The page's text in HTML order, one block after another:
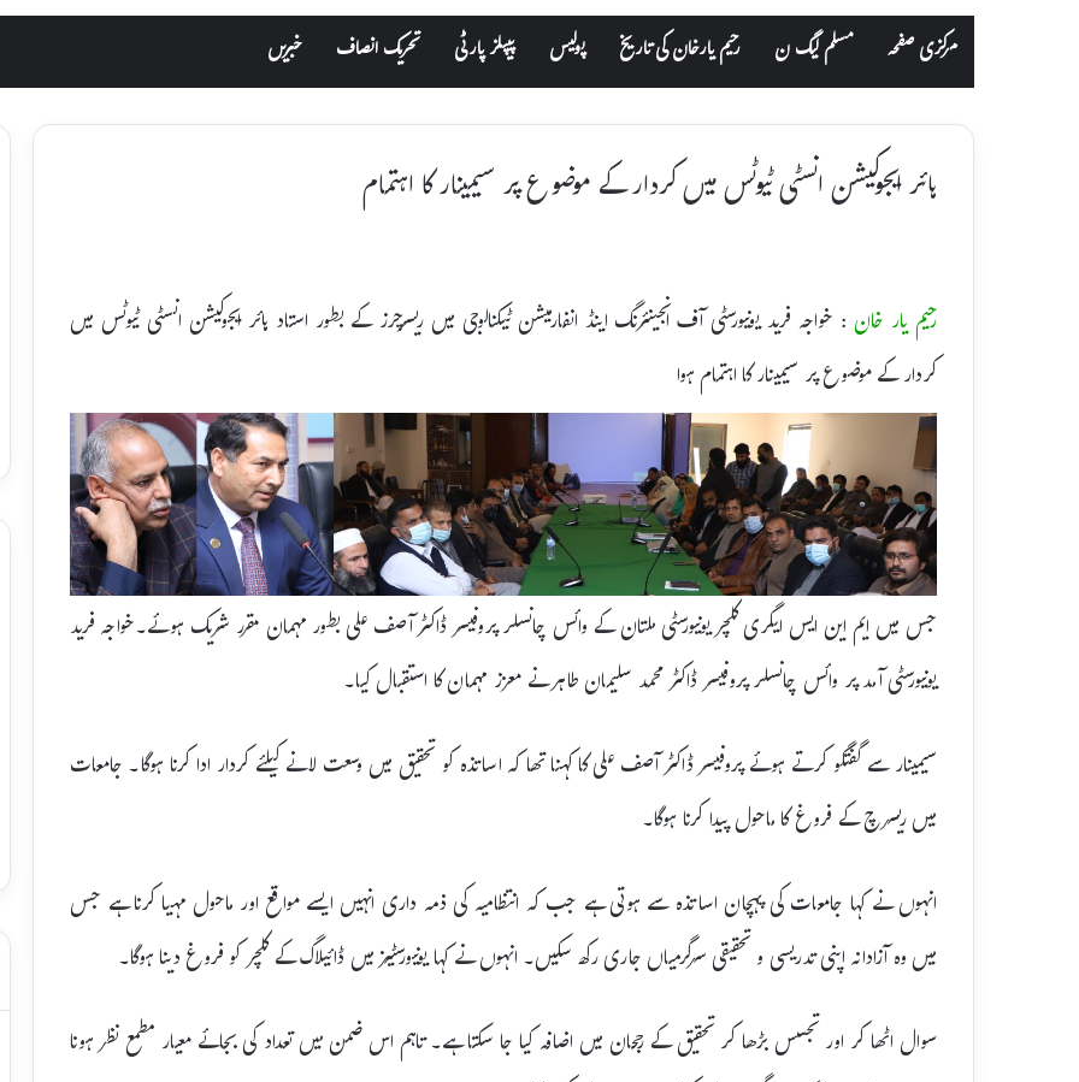
مرکزی صفحہ مسلم لیگ ن رحیم یارخان کی تاریخ پولیس پیپلز پارٹی تحریک انصاف خبریں
ہائر ایجوکیشن انسٹی ٹیوٹس میں کردار کے موضوع پر سیمینار کا اہتمام
رحیم یار خان: خواجہ فرید یونیورسٹی آف انجینئرنگ اینڈ انفارمیشن ٹیکنالوجی میں ریسرچرز کے بطور استاد ہائر ایجوکیشن انسٹی ٹیوٹس میں
کردار کے موضوع پر سیمینار کا اہتمام ہوا
جس میں ایم این ایس ایگری کلچر یونیورسٹی ملتان کے وائس چانسلر پروفیسر ڈاکٹر آصف علی بطور مہمان مقرر شریک ہوئے۔خواجہ فرید
یونیورسٹی آمد پر وائس چانسلر پروفیسر ڈاکٹر محمد سلیمان طاہر نے معزز مہمان کا استقبال کیا۔
سیمینار سے گفتگو کرتے ہوئے پروفیسر ڈاکٹر آصف علی کا کہنا تھا کہ اساتذہ کو تحقیق میں وسعت لانے کیلئے کردار ادا کرنا ہوگا۔ جامعات
میں ریسرچ کے فروغ کا ماحول پیدا کرنا ہوگا۔
انہوں نے کہا جامعات کی پہچان اساتذہ سے ہوتی ہے جب کہ انتظامیہ کی ذمہ داری انہیں ایسے مواقع اور ماحول مہیا کرنا ہے جس
میں وہ آزادانہ اپنی تدریسی و تحقیقی سرگرمیاں جاری رکھ سکیں۔ انہوں نے کہا یونیورسٹیز میں ڈائیلاگ کے کلچر کو فروغ دینا ہوگا۔
سوال اٹھا کر اور تجسس بڑھا کر تحقیق کے رجحان میں اضافہ کیا جا سکتا ہے۔ تاہم اس ضمن میں تعداد کی بجائے معیار مطمع نظر ہونا